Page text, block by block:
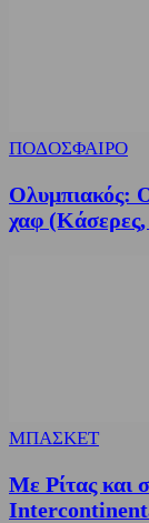
ΠΟΔΟΣΦΑΙΡΟ
Ολυμπιακός:
χαφ (Κάσερες,
ΜΠΑΣΚΕΤ
Με Ρίτας και